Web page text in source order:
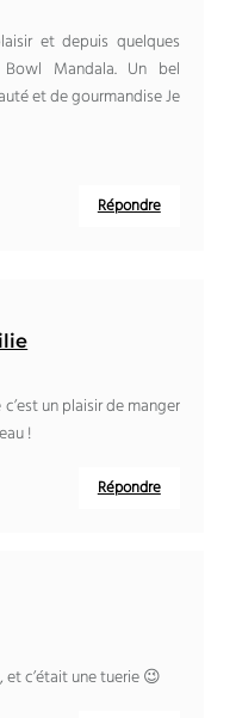
et depuis quelques
Mandala. Un bel
et de gourmandise Je
Répondre
un plaisir de manger
!
Répondre
c’était une tuerie 😉